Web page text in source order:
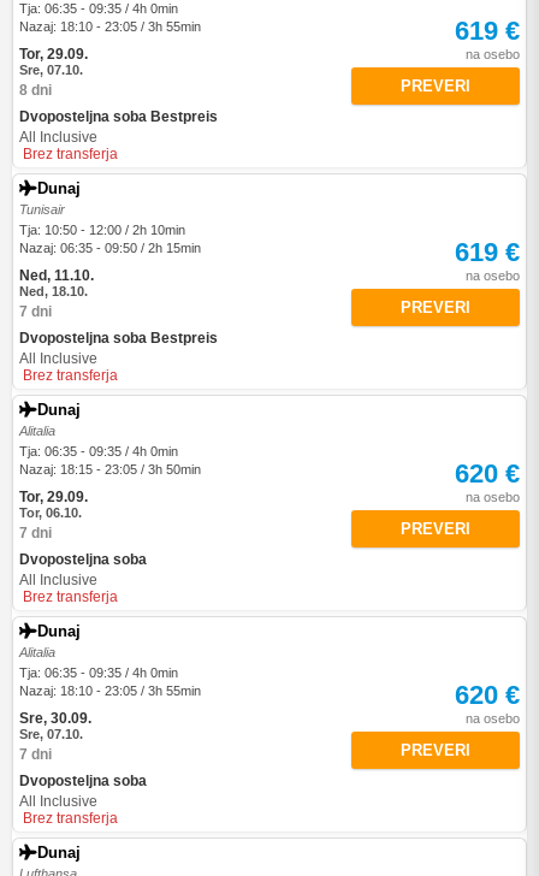
Tja: 06:35 - 09:35 / 4h 0min
Nazaj: 18:10 - 23:05 / 3h 55min
Tor, 29.09.
Sre, 07.10.
8 dni
Dvoposteljna soba Bestpreis
All Inclusive
Brez transferja
619 €
na osebo
PREVERI
Dunaj
Tunisair
Tja: 10:50 - 12:00 / 2h 10min
Nazaj: 06:35 - 09:50 / 2h 15min
Ned, 11.10.
Ned, 18.10.
7 dni
Dvoposteljna soba Bestpreis
All Inclusive
Brez transferja
619 €
na osebo
PREVERI
Dunaj
Alitalia
Tja: 06:35 - 09:35 / 4h 0min
Nazaj: 18:15 - 23:05 / 3h 50min
Tor, 29.09.
Tor, 06.10.
7 dni
Dvoposteljna soba
All Inclusive
Brez transferja
620 €
na osebo
PREVERI
Dunaj
Alitalia
Tja: 06:35 - 09:35 / 4h 0min
Nazaj: 18:10 - 23:05 / 3h 55min
Sre, 30.09.
Sre, 07.10.
7 dni
Dvoposteljna soba
All Inclusive
Brez transferja
620 €
na osebo
PREVERI
Dunaj